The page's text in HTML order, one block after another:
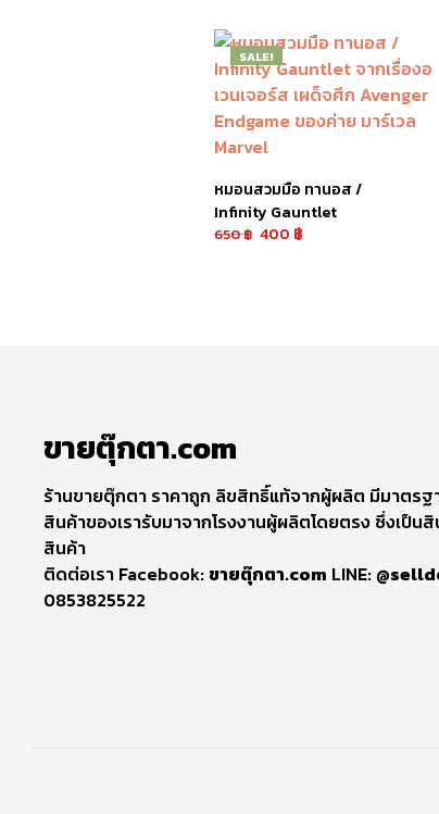
SALE!
หมอนสวมมือ ทานอส /
Infinity Gauntlet
650฿ 400 ฿
ขายตุ๊กตา.com
ร้านขายตุ๊กตา ราคาถูก ลิขสิทธิ์แท้จากผู้ผลิต มีมาตรฐ
สินค้าของเรารับมาจากโรงงานผู้ผลิตโดยตรง ซึ่งเป็
สินค้า
ติดต่อเรา Facebook:ขายตุ๊กตา.com LINE:
0853825522